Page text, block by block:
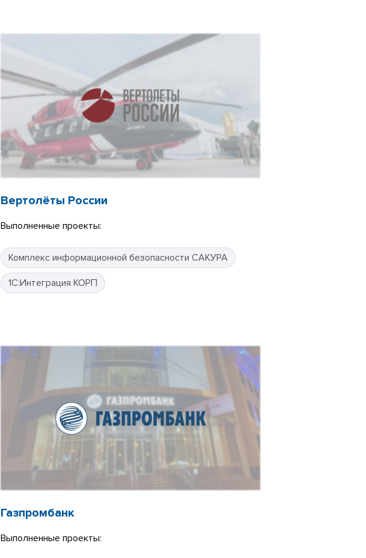
Вертолёты России
Выполненные проекты:
Комплекс информационной безопасности САКУРА
1С:Интеграция КОРП
Газпромбанк
Выполненные проекты: